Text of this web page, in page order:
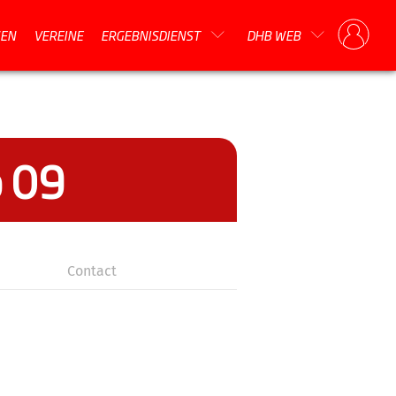
VEREINE ERGEBNISDIENST DHB WEB
09
Contact